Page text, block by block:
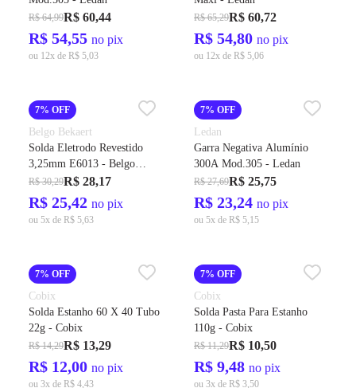
R$ 64,99R$ 60,44
R$ 54,55 no pix
ou 12x de R$ 5,03
R$ 65,29R$ 60,72
R$ 54,80 no pix
ou 12x de R$ 5,06
7% OFF
Belgo Bekaert
Solda Eletrodo Revestido
3,25mm E6013 - Belgo
Bekaert
R$ 30,29R$ 28,17
R$ 25,42 no pix
ou 5x de R$ 5,63
7% OFF
Ledan
Garra Negativa Alumínio
300A Mod.305 - Ledan
R$ 27,69R$ 25,75
R$ 23,24 no pix
ou 5x de R$ 5,15
7% OFF
Cobix
Solda Estanho 60 X 40 Tubo
22g - Cobix
R$ 14,29R$ 13,29
R$ 12,00 no pix
ou 3x de R$ 4,43
7% OFF
Cobix
Solda Pasta Para Estanho
110g - Cobix
R$ 11,29R$ 10,50
R$ 9,48 no pix
ou 3x de R$ 3,50